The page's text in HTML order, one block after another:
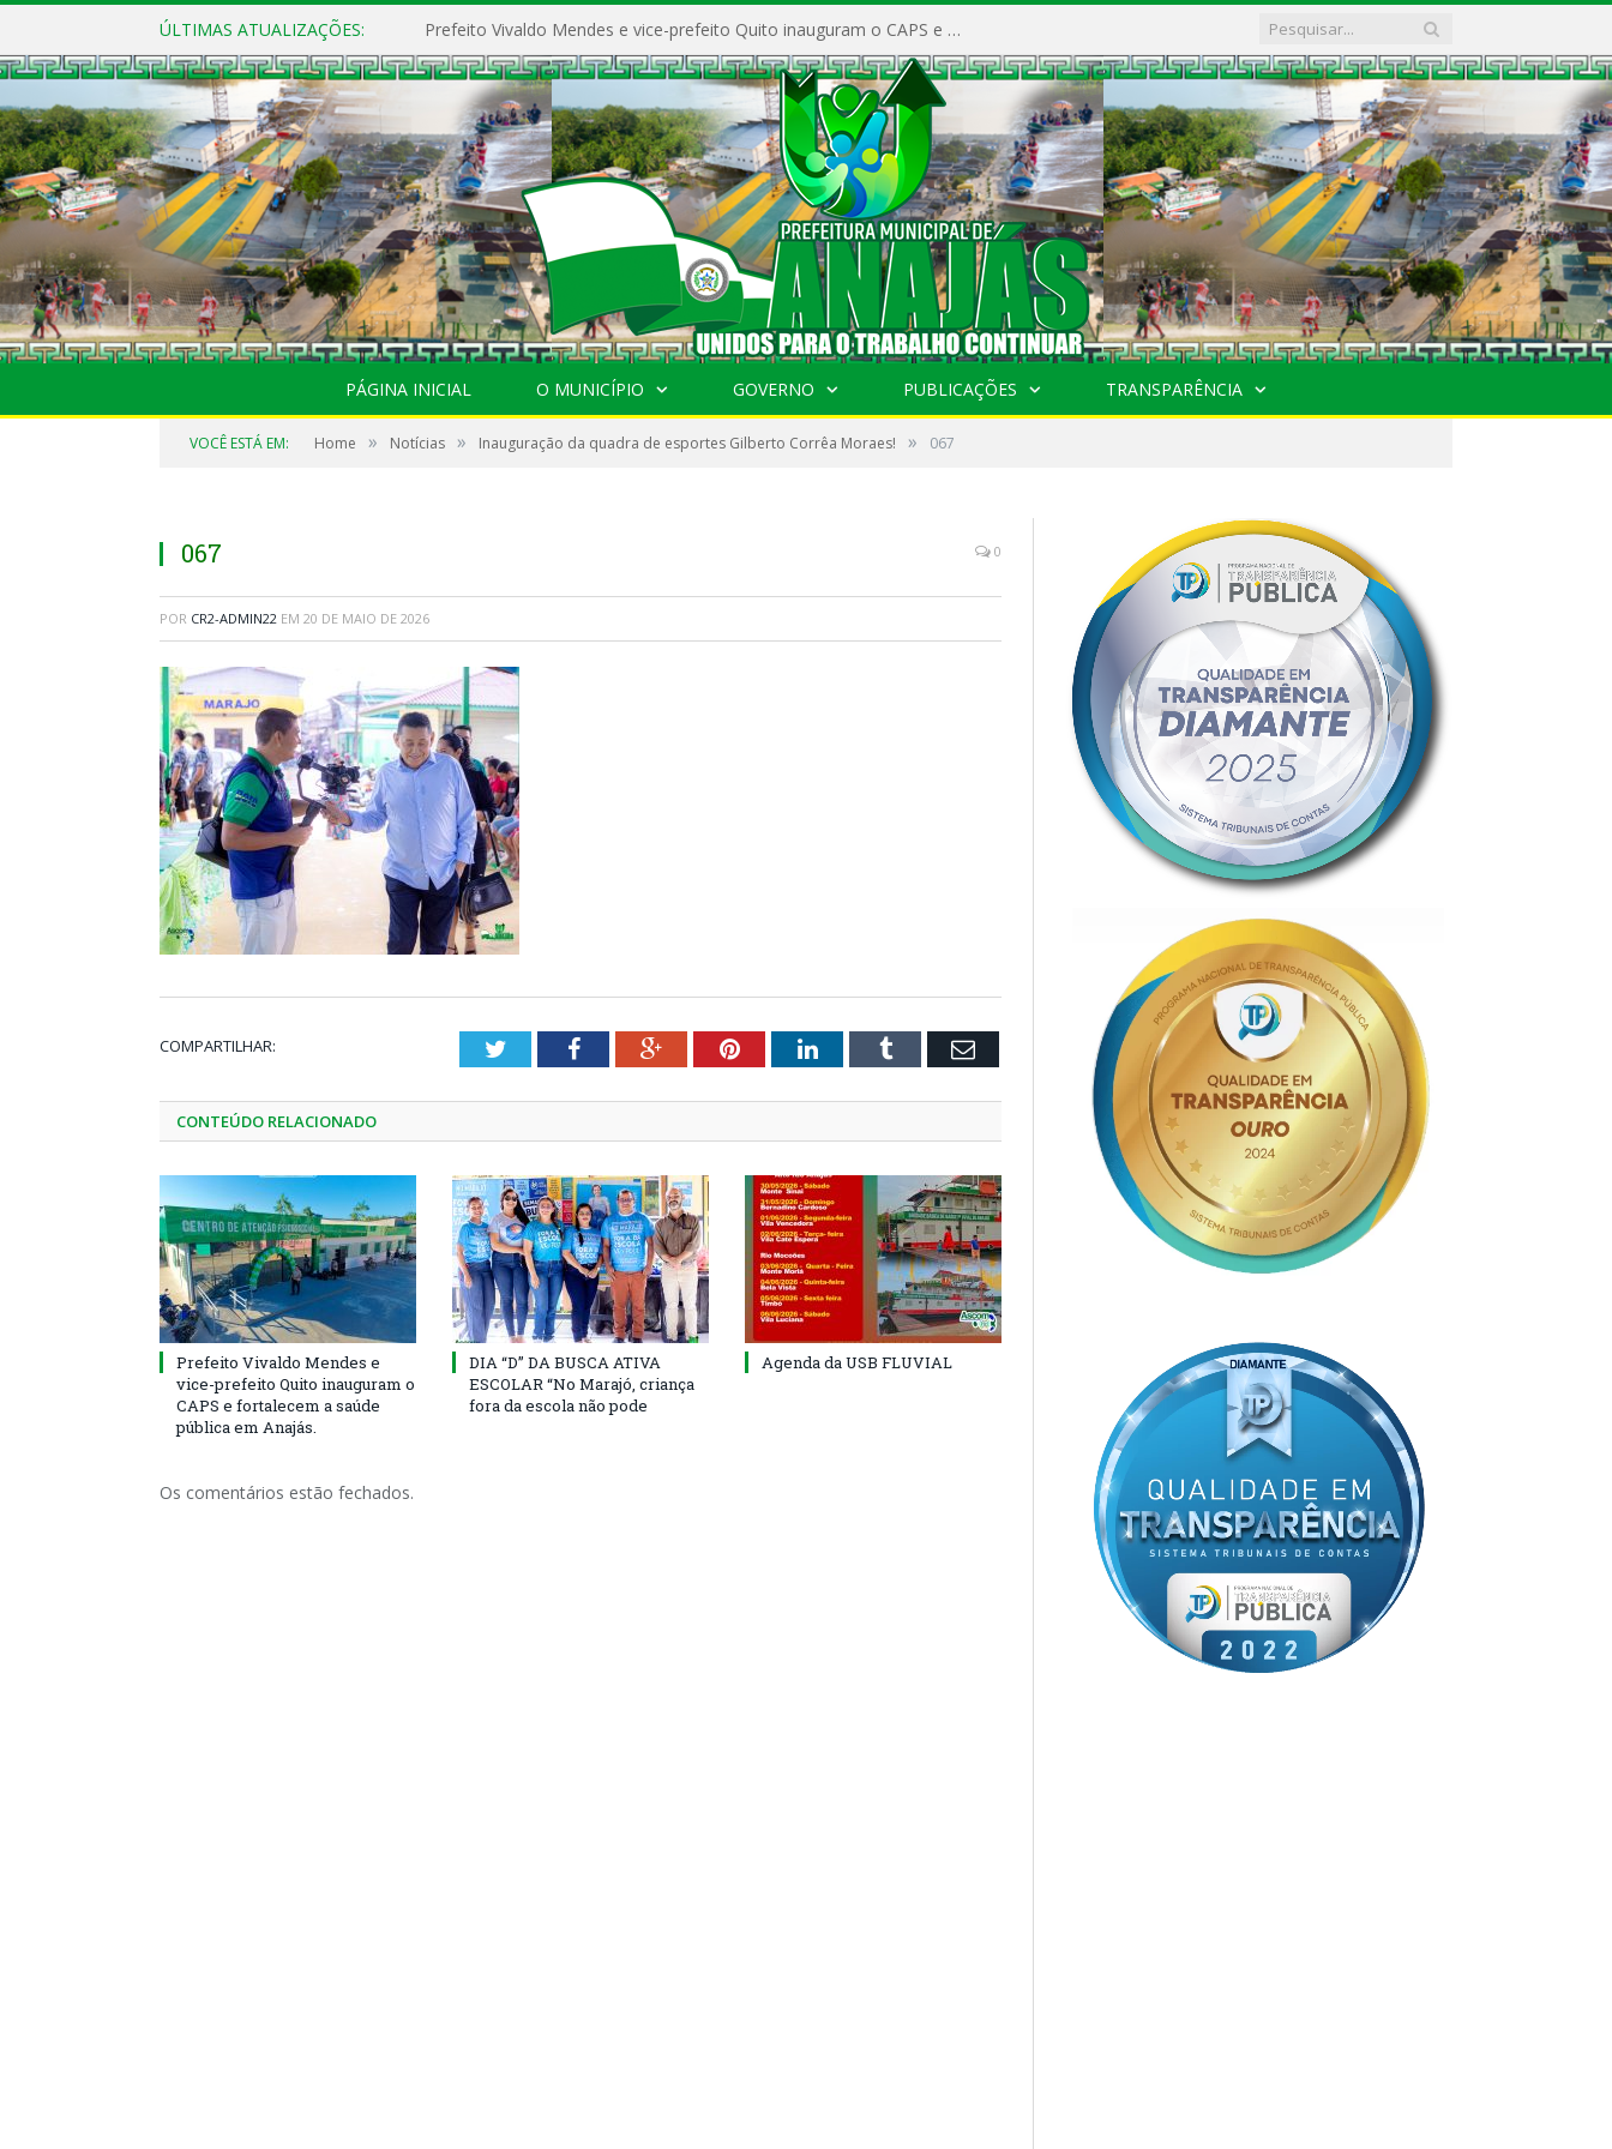
ÚLTIMAS ATUALIZAÇÕES: Prefeito Vivaldo Mendes e vice-prefeito Quito inauguram o CAPS e fortalecem a saúde pública em Anajás.
PÁGINA INICIAL O MUNICÍPIO GOVERNO PUBLICAÇÕES TRANSPARÊNCIA
VOCÊ ESTÁ EM: Home » Notícias » Inauguração da quadra de esportes Gilberto Corrêa Moraes! » 067
067 0
POR CR2-ADMIN22 EM 20 DE MAIO DE 2026
COMPARTILHAR: TwitterFacebookGoogle+PinterestLinkedInTumblr Email
CONTEÚDO RELACIONADO
Prefeito Vivaldo Mendes e
vice-prefeito Quito inauguram o
CAPS e fortalecem a saúde
pública em Anajás.
DIA “D” DA BUSCA ATIVA
ESCOLAR “No Marajó, criança
fora da escola não pode
Agenda da USB FLUVIAL
Os comentários estão fechados.